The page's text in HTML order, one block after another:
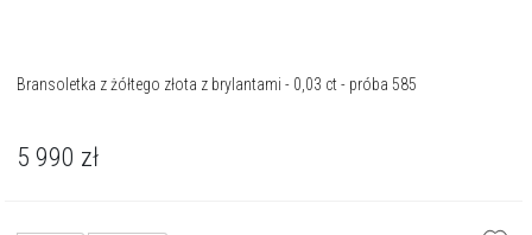
Bransoletka z żółtego złota z brylantami - 0,03 ct - próba 585
5 990 zł